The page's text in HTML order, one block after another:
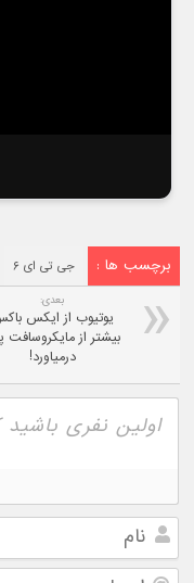
برچسب ها : جی تی ای ۶
بعدی:
یوتیوب از ایکس
بیشتر از مایکروسافت
درمیاورد!